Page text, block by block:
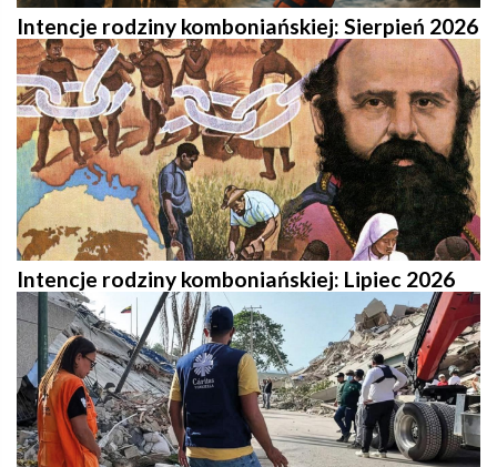
Intencje rodziny komboniańskiej: Sierpień 2026
Intencje rodziny komboniańskiej: Lipiec 2026